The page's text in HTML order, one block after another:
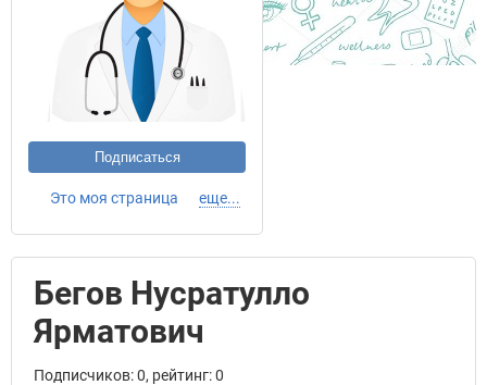
Подписаться
Это моя страница еще...
Бегов Нусратулло
Ярматович
Подписчиков: 0, рейтинг: 0